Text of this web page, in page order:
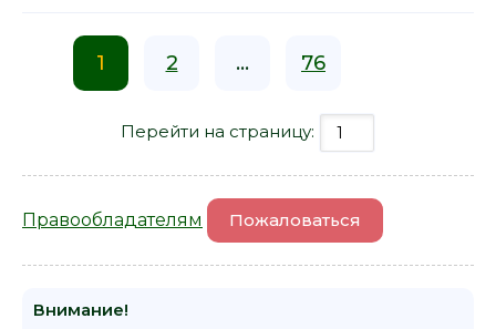
1 2 ... 76
Перейти на страницу:
Правообладателям Пожаловаться
Внимание!